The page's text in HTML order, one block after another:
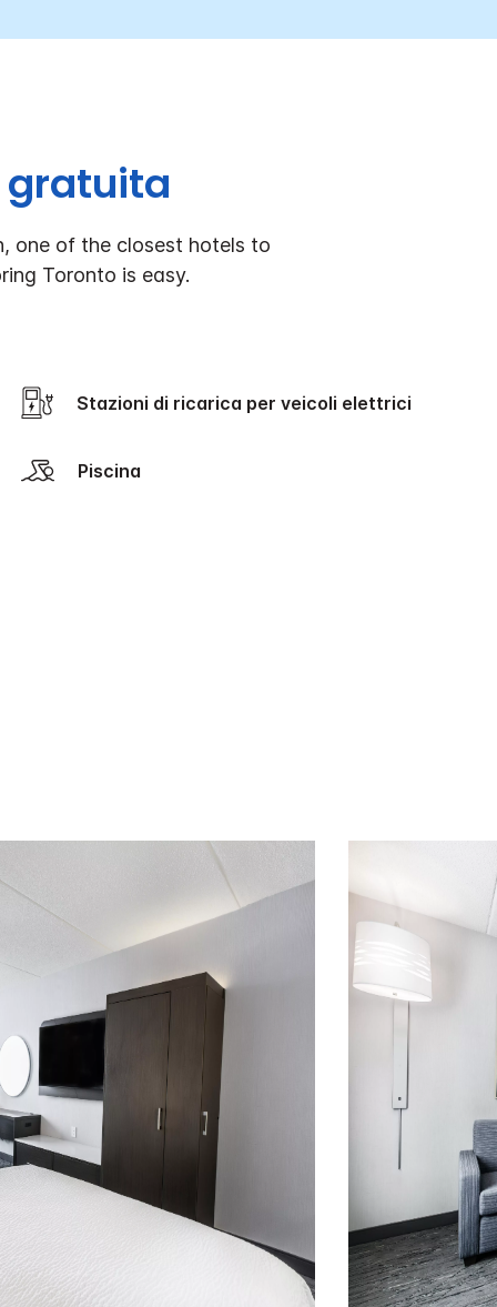
gratuita
one of the closest hotels to
Toronto is easy.
Stazioni di ricarica per veicoli elettrici
Piscina